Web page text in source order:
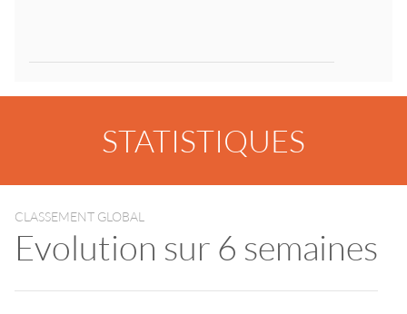
STATISTIQUES
CLASSEMENT GLOBAL
Evolution sur 6 semaines